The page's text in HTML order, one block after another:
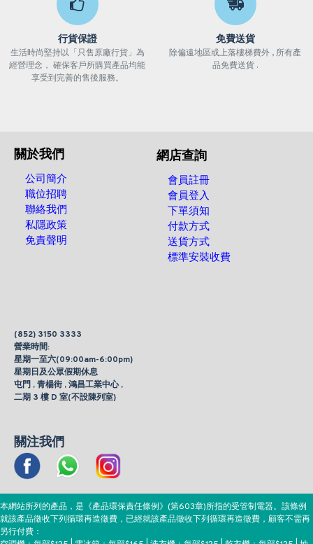
行貨保證
生活時尚堅持以「只售原廠行貨」為
經營理念， 確保客戶所購買產品均能
享受到完善的售後服務。
免費送貨
除偏遠地區或上落樓梯費外 , 所有產
品免費送貨 .
關於我們
公司簡介
職位招聘
聯絡我們
私隱政策
免責聲明
網店查詢
會員註冊
會員登入
下單須知
付款方式
送貨方式
標準安裝收費
(852) 3150 3333
營業時間:
星期一至六(09:00am-6:00pm)
星期日及公眾假期休息
屯門 , 青楊街 , 鴻昌工業中心 ,
二期 3 樓 D 室(不設陳列室)
關注我們
本網站所列的產品，是《產品環保責任條例》(第603章)所指的受管制電器。該條例
就該產品徵收下列循環再造徵費，已經就該產品徵收下列循環再造徵費，顧客不需再
另行付費：